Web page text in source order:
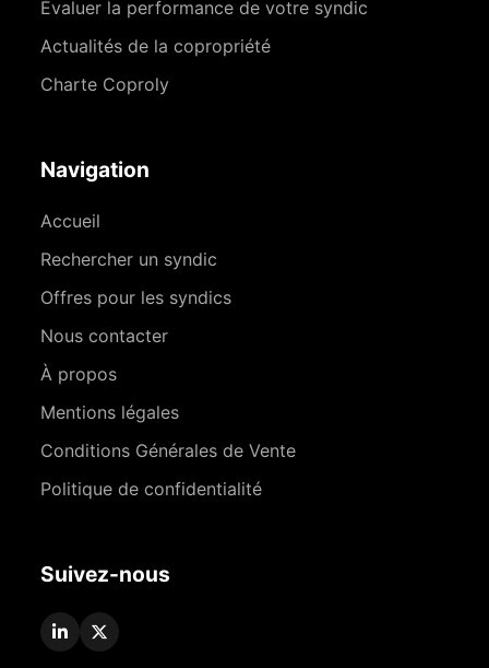
Évaluer la performance de votre syndic
Actualités de la copropriété
Charte Coproly
Navigation
Accueil
Rechercher un syndic
Offres pour les syndics
Nous contacter
À propos
Mentions légales
Conditions Générales de Vente
Politique de confidentialité
Suivez-nous